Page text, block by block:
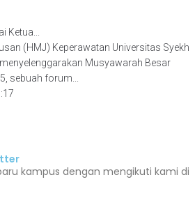
Ketua...
(HMJ) Keperawatan Universitas Syekh
Musyawarah Besar
sebuah forum...
kampus dengan mengikuti kami di